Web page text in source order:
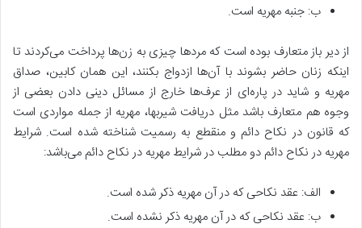
ب: جنبه مهریه است.
از دیر باز متعارف بوده است که مردها چیزی به زن‌ها پرداخت می‌کردند تا
اینکه زنان حاضر بشوند با آن‌ها ازدواج بکنند، این همان کابین، صداق
مهریه و شاید در پاره‌ای از عرف‌ها خارج از مسائل دینی دادن بعضی از
وجوه هم متعارف باشد مثل دریافت شیربها، مهریه از جمله مواردی است
که قانون در نکاح دائم و منقطع به رسمیت شناخته شده است. شرایط
مهریه در نکاح دائم دو مطلب در شرایط مهریه در نکاح دائم می‌باشد:
الف: عقد نکاحی که در آن مهریه ذکر شده است.
ب: عقد نکاحی که در آن مهریه ذکر نشده است.